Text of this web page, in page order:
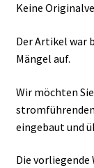
Keine
Der Artikel war
Mängel auf.
Wir möchten
eingebaut und
Die vorliegende